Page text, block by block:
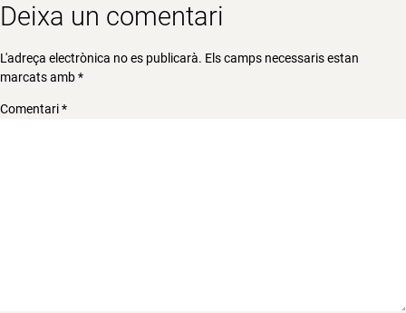
Deixa un comentari
L'adreça electrònica no es publicarà. Els camps necessaris estan
marcats amb*
Comentari*